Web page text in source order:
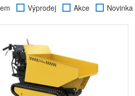
Výprodej Akce Novinka